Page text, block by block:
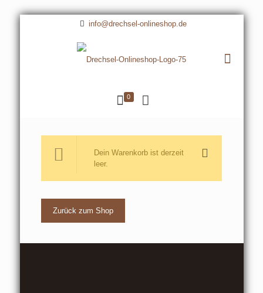
info@drechsel-onlineshop.de
0
Dein Warenkorb ist derzeit
leer.
Zurück zum Shop